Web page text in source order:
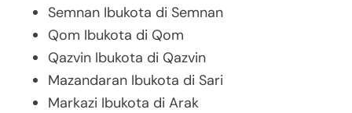
Semnan Ibukota di Semnan
Qom Ibukota di Qom
Qazvin Ibukota di Qazvin
Mazandaran Ibukota di Sari
Markazi Ibukota di Arak